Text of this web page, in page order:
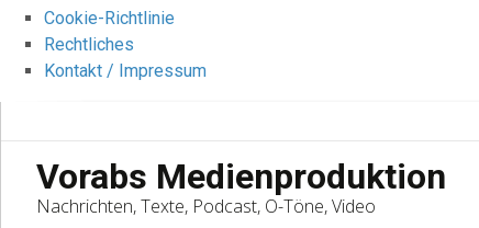
Cookie-Richtlinie
Rechtliches
Kontakt / Impressum
Vorabs Medienproduktion
Nachrichten, Texte, Podcast, O-Töne, Video